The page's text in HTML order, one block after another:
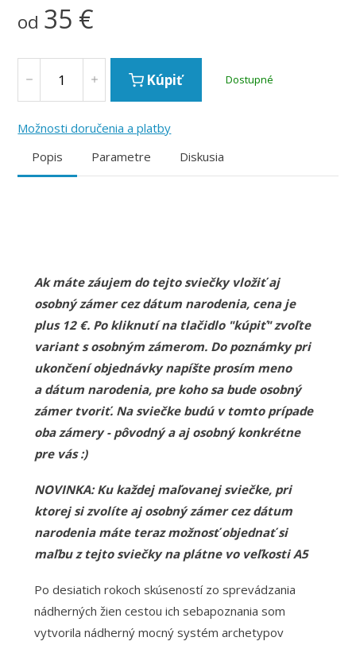
od 35 €
Kúpiť Dostupné
Možnosti doručenia a platby
Popis
Parametre Diskusia
Ak máte záujem do tejto sviečky vložiť aj
osobný zámer cez dátum narodenia, cena je
plus 12 €. Po kliknutí na tlačidlo "kúpiť" zvoľte
variant s osobným zámerom. Do poznámky pri
ukončení objednávky napíšte prosím meno
a dátum narodenia, pre koho sa bude osobný
zámer tvoriť. Na sviečke budú v tomto prípade
oba zámery - pôvodný a aj osobný konkrétne
pre vás :)
NOVINKA: Ku každej maľovanej sviečke, pri
ktorej si zvolíte aj osobný zámer cez dátum
narodenia máte teraz možnosť objednať si
maľbu z tejto sviečky na plátne vo veľkosti A5
Po desiatich rokoch skúseností zo sprevádzania
nádherných žien cestou ich sebapoznania som
vytvorila nádherný mocný systém archetypov